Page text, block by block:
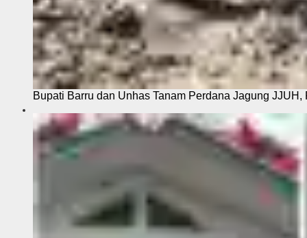
Bupati Barru dan Unhas Tanam Perdana Jagung